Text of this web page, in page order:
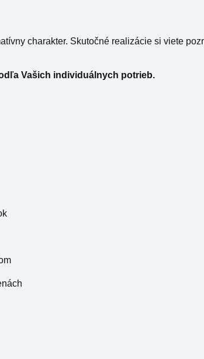
charakter. Skutočné realizácie si viete
Vašich individuálnych potrieb.